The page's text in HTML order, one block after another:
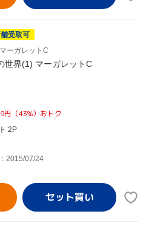
受取可
マーガレットC
世界(1) マーガレットC
円（43%）おトク
2P
2015/07/24